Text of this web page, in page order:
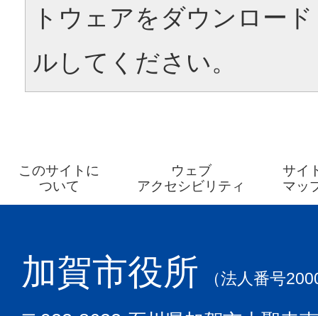
トウェアをダウンロー
ルしてください。
このサイトに
ついて
ウェブ
アクセシビリティ
サイ
マッ
加賀市役所 （法人番号